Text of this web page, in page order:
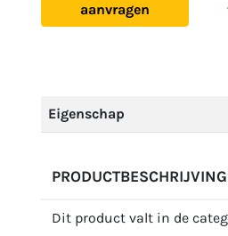
aanvragen
Eigenschap
PRODUCTBESCHRIJVING
Dit product valt in de